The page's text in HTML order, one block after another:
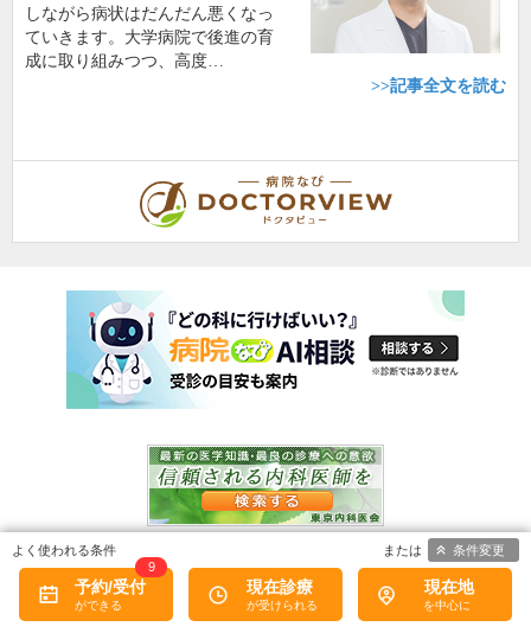
しながら病状はだんだん悪くなっ
ていきます。大学病院で後進の育
成に取り組みつつ、高度…
>>記事全文を読む
予約/受付
9
現在診療 現在地
条件変更